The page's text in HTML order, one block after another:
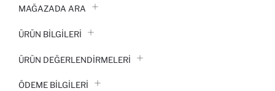
MAĞAZADA ARA
ÜRÜN BILGILERI
ÜRÜN DEĞERLENDİRMELERİ
ÖDEME BİLGİLERİ